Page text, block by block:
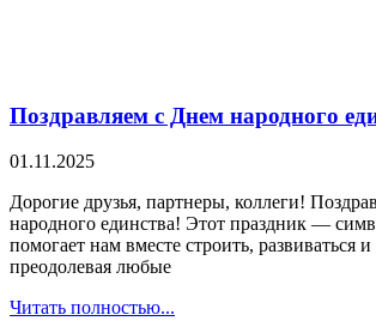
Поздравляем с Днем народного
01.11.2025
Дорогие друзья, партнеры, коллеги!
народного единства! Этот праздник —
помогает нам вместе строить, развиваться и
преодолевая любые
Читать полностью...